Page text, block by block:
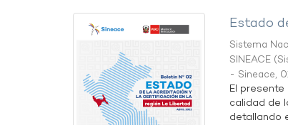
Estado
Sistema
SINEACE (
- Sineace,
El
calidad de
detallando